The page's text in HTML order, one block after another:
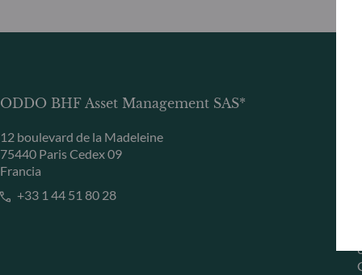
ODDO BHF Asset Management SAS*
12 boulevard de la Madeleine
75440 Paris Cedex 09
Francia
+33 1 44 51 80 28